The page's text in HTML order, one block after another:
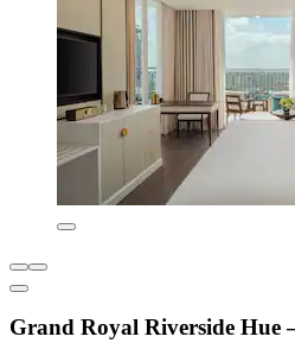
Grand Royal Riverside Hue